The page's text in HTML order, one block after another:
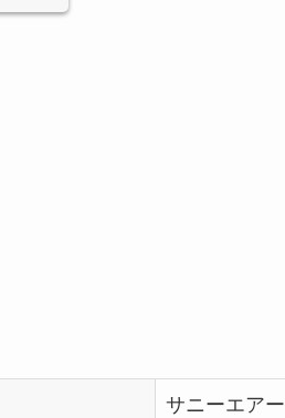
サニーエアー